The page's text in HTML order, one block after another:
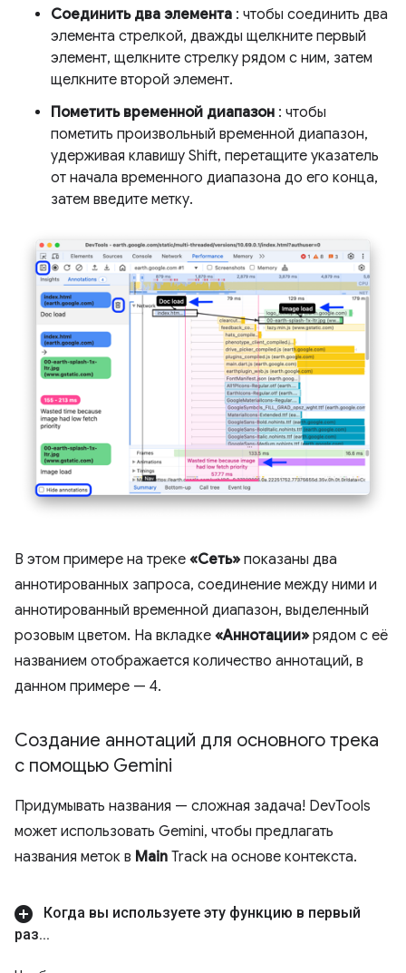
Соединить два элемента : чтобы соединить два
элемента стрелкой, дважды щелкните первый
элемент, щелкните стрелку рядом с ним, затем
щелкните второй элемент.
Пометить временной диапазон : чтобы
пометить произвольный временной диапазон,
удерживая клавишу Shift, перетащите указатель
от начала временного диапазона до его конца,
затем введите метку.
В этом примере на треке «Сеть» показаны два
аннотированных запроса, соединение между ними и
аннотированный временной диапазон, выделенный
розовым цветом. На вкладке «Аннотации» рядом с её
названием отображается количество аннотаций, в
данном примере — 4.
Создание аннотаций для основного трека
с помощью Gemini
Придумывать названия — сложная задача! DevTools
может использовать Gemini, чтобы предлагать
названия меток в Main Track на основе контекста.
Когда вы используете эту функцию в первый
раз...